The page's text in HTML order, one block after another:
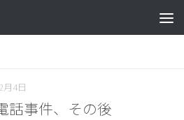
月4日
話事件、その後